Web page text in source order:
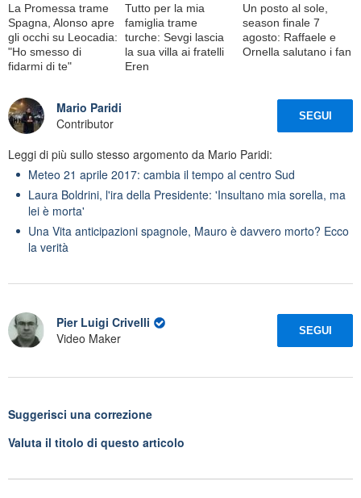
La Promessa trame
Spagna, Alonso apre
gli occhi su Leocadia:
"Ho smesso di
fidarmi di te"
Tutto per la mia
famiglia trame
turche: Sevgi lascia
la sua villa ai fratelli
Eren
Un posto al sole,
season finale 7
agosto: Raffaele e
Ornella salutano i fan
Mario Paridi
Contributor
SEGUI
Leggi di più sullo stesso argomento da Mario Paridi:
Meteo 21 aprile 2017: cambia il tempo al centro Sud
Laura Boldrini, l'ira della Presidente: 'Insultano mia sorella, ma
lei è morta'
Una Vita anticipazioni spagnole, Mauro è davvero morto? Ecco
la verità
Pier Luigi Crivelli
Video Maker
SEGUI
Suggerisci una correzione
Valuta il titolo di questo articolo